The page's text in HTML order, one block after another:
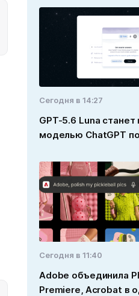
Cегодня в 14:27
GPT-5.6 Luna станет
моделью ChatGPT
Cегодня в 11:40
Adobe объединила
Premiere, Acrobat в